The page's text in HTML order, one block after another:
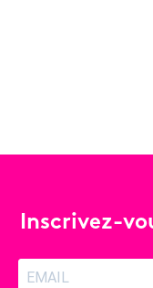
Inscrivez-